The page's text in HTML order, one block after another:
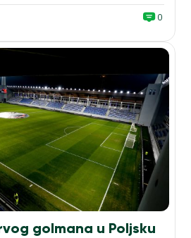
0
golmana u Poljsku